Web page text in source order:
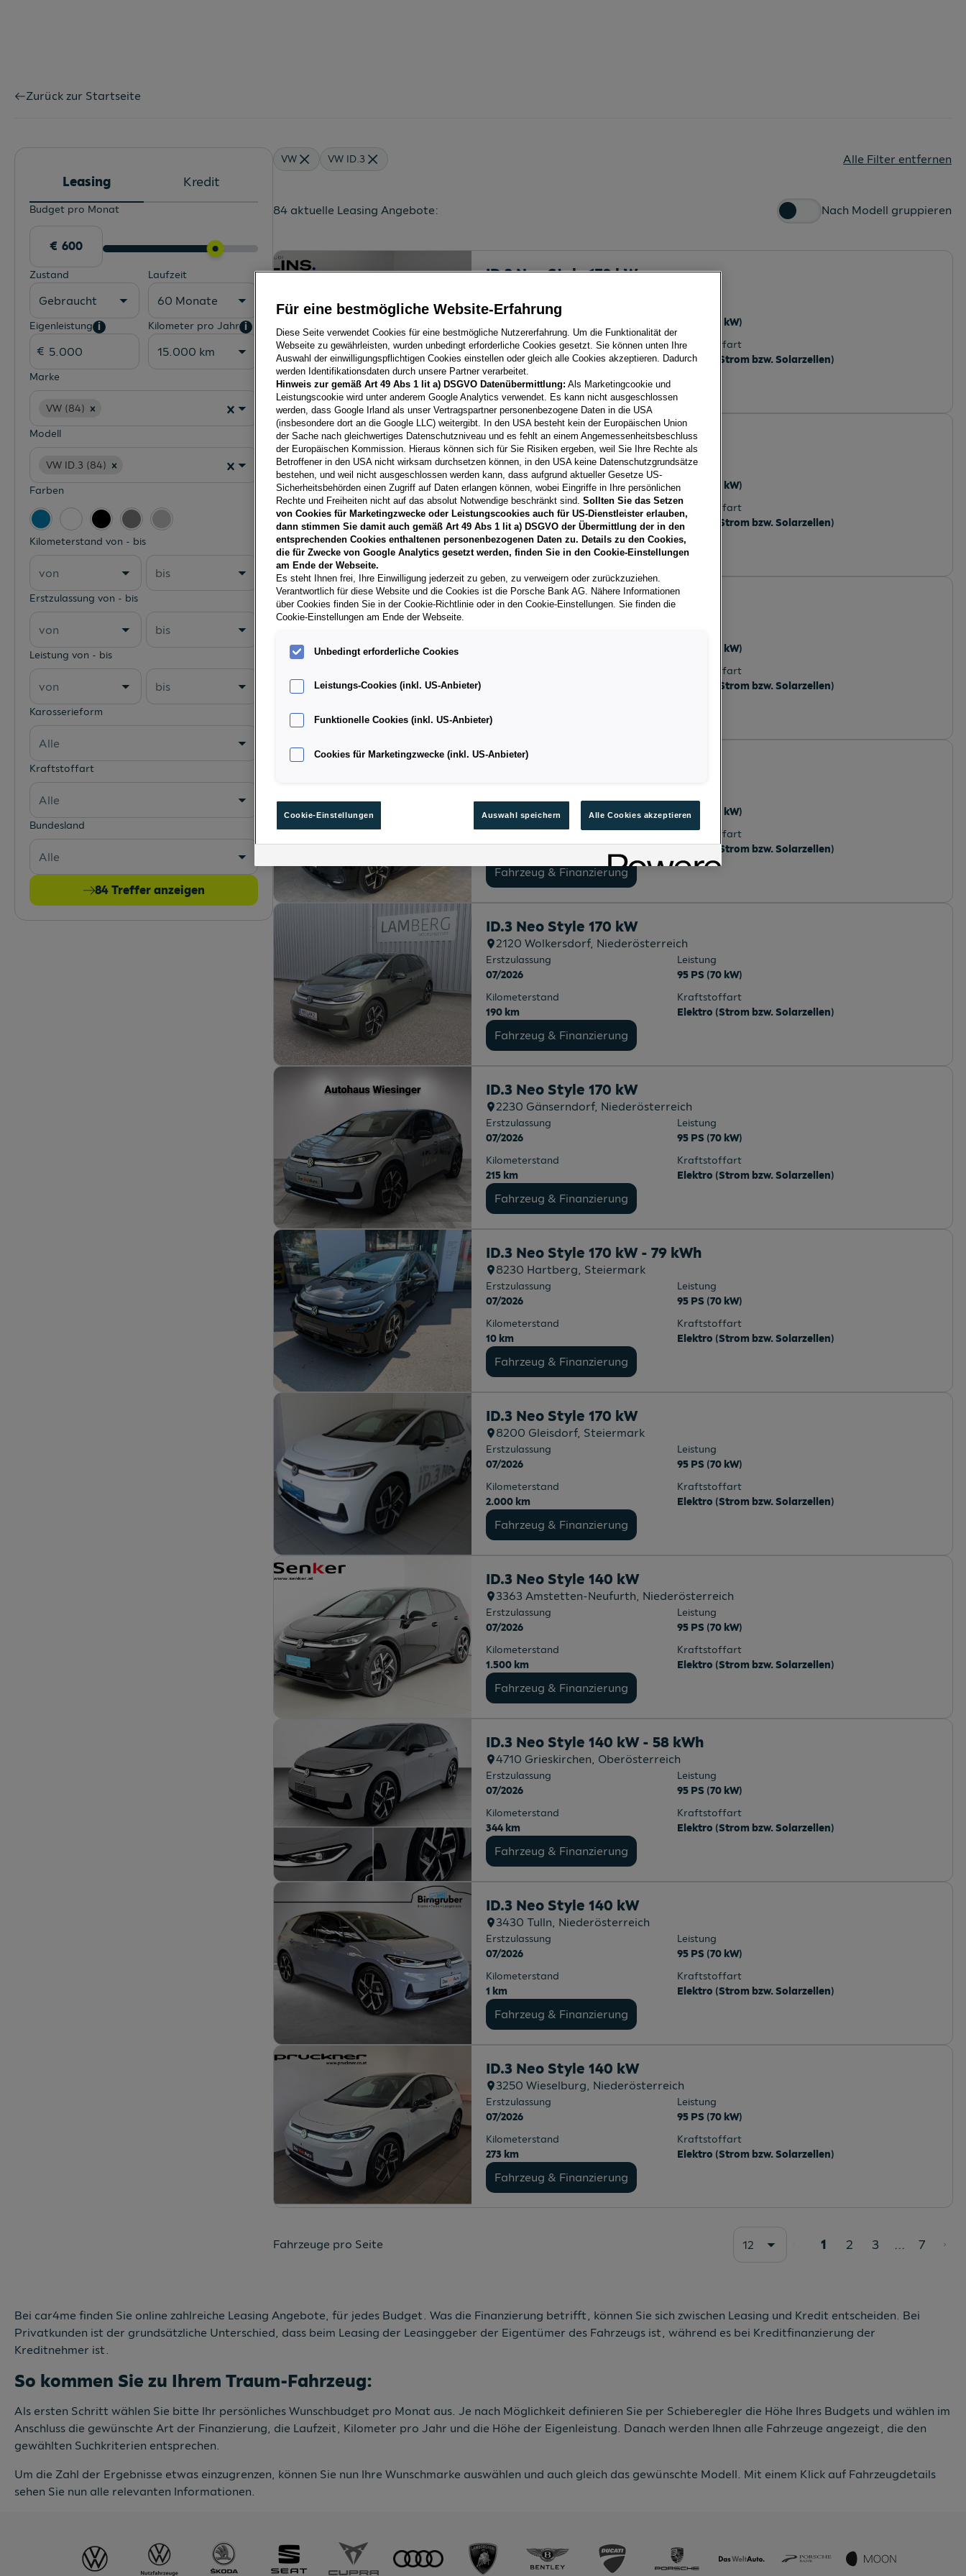
Zurück zur Startseite
Leasing Kredit
Budget pro Monat
Zustand
Gebraucht
Laufzeit
60 Monate
Eigenleistung i Kilometer pro Jahr i
15.000 km
Marke
VW (84)
Modell
VW ID.3 (84)
Farben
Kilometerstand von - bis
von bis
Erstzulassung von - bis
von bis
Leistung von - bis
von bis
Karosserieform
Alle
Kraftstoffart
Alle
Bundesland
Alle
84 Treffer anzeigen
VW VW ID.3 Alle Filter entfernen
84 aktuelle Leasing Angebote: Nach Modell gruppieren
ID.3 Neo Style 170 kW
Erstzulassung
95 PS (70 kW)
Kilometerstand
1 km
Kraftstoffart
Elektro (Strom bzw. Solarzellen)
Fahrzeug & Finanzierung
ID.3 Neo Style 170 kW
6804 Feldkirch-Altenstadt, Vorarlberg
Erstzulassung
07/2026
95 PS (70 kW)
Kilometerstand
2.500 km
Kraftstoffart
Elektro (Strom bzw. Solarzellen)
Fahrzeug & Finanzierung
ID.3 Neo Style 170 kW
95 PS (70 kW)
Kraftstoffart
Elektro (Strom bzw. Solarzellen)
ID.3 Neo Style 170 kW
07/2026
95 PS (70 kW)
Kraftstoffart
Elektro (Strom bzw. Solarzellen)
Fahrzeug & Finanzierung
ID.3 Neo Style 170 kW
2120 Wolkersdorf, Niederösterreich
Erstzulassung
07/2026
Leistung
95 PS (70 kW)
Kilometerstand
190 km
Kraftstoffart
Elektro (Strom bzw. Solarzellen)
Fahrzeug & Finanzierung
ID.3 Neo Style 170 kW
2230 Gänserndorf, Niederösterreich
Erstzulassung
07/2026
Leistung
95 PS (70 kW)
Kilometerstand
215 km
Kraftstoffart
Elektro (Strom bzw. Solarzellen)
Fahrzeug & Finanzierung
ID.3 Neo Style 170 kW - 79 kWh
8230 Hartberg, Steiermark
Erstzulassung
07/2026
Leistung
95 PS (70 kW)
Kilometerstand
10 km
Kraftstoffart
Elektro (Strom bzw. Solarzellen)
Fahrzeug & Finanzierung
ID.3 Neo Style 170 kW
8200 Gleisdorf, Steiermark
Erstzulassung
07/2026
Leistung
95 PS (70 kW)
Kilometerstand
2.000 km
Kraftstoffart
Elektro (Strom bzw. Solarzellen)
Fahrzeug & Finanzierung
ID.3 Neo Style 140 kW
3363 Amstetten-Neufurth, Niederösterreich
Erstzulassung
07/2026
Leistung
95 PS (70 kW)
Kilometerstand
1.500 km
Kraftstoffart
Elektro (Strom bzw. Solarzellen)
Fahrzeug & Finanzierung
ID.3 Neo Style 140 kW - 58 kWh
4710 Grieskirchen, Oberösterreich
Erstzulassung
07/2026
Leistung
95 PS (70 kW)
Kilometerstand
344 km
Kraftstoffart
Elektro (Strom bzw. Solarzellen)
Fahrzeug & Finanzierung
ID.3 Neo Style 140 kW
3430 Tulln, Niederösterreich
Erstzulassung
07/2026
Leistung
95 PS (70 kW)
Kilometerstand
1 km
Kraftstoffart
Elektro (Strom bzw. Solarzellen)
Fahrzeug & Finanzierung
ID.3 Neo Style 140 kW
3250 Wieselburg, Niederösterreich
Erstzulassung
07/2026
Leistung
95 PS (70 kW)
Kilometerstand
273 km
Kraftstoffart
Elektro (Strom bzw. Solarzellen)
Fahrzeug & Finanzierung
Fahrzeuge pro Seite 12 1 2 3 ... 7
Bei car4me finden Sie online zahlreiche Leasing Angebote, für jedes Budget. Was die Finanzierung betrifft, können Sie sich zwischen Leasing und Kredit entscheiden. Bei
Privatkunden ist der grundsätzliche Unterschied, dass beim Leasing der Leasinggeber der Eigentümer des Fahrzeugs ist, während es bei Kreditfinanzierung der
Kreditnehmer ist.
So kommen Sie zu Ihrem Traum-Fahrzeug:
Als ersten Schritt wählen Sie bitte Ihr persönliches Wunschbudget pro Monat aus. Je nach Möglichkeit definieren Sie per Schieberegler die Höhe Ihres Budgets und wählen im
Anschluss die gewünschte Art der Finanzierung, die Laufzeit, Kilometer pro Jahr und die Höhe der Eigenleistung. Danach werden Ihnen alle Fahrzeuge angezeigt, die den
gewählten Suchkriterien entsprechen.
Um die Zahl der Ergebnisse etwas einzugrenzen, können Sie nun Ihre Wunschmarke auswählen und auch gleich das gewünschte Modell. Mit einem Klick auf Fahrzeugdetails
sehen Sie nun alle relevanten Informationen.
Für eine bestmögliche Website-Erfahrung
Diese Seite verwendet Cookies für eine bestmögliche Nutzererfahrung. Um die Funktionalität der
Webseite zu gewährleisten, wurden unbedingt erforderliche Cookies gesetzt. Sie können unten Ihre
Auswahl der einwilligungspflichtigen Cookies einstellen oder gleich alle Cookies akzeptieren. Dadurch
werden Identifikationsdaten durch unsere Partner verarbeitet.
Hinweis zur gemäß Art 49 Abs 1 lit a) DSGVO Datenübermittlung: Als Marketingcookie und
Leistungscookie wird unter anderem Google Analytics verwendet. Es kann nicht ausgeschlossen
werden, dass Google Irland als unser Vertragspartner personenbezogene Daten in die USA
(insbesondere dort an die Google LLC) weitergibt. In den USA besteht kein der Europäischen Union
der Sache nach gleichwertiges Datenschutzniveau und es fehlt an einem Angemessenheitsbeschluss
der Europäischen Kommission. Hieraus können sich für Sie Risiken ergeben, weil Sie Ihre Rechte als
Betroffener in den USA nicht wirksam durchsetzen können, in den USA keine Datenschutzgrundsätze
bestehen, und weil nicht ausgeschlossen werden kann, dass aufgrund aktueller Gesetze US-
Sicherheitsbehörden einen Zugriff auf Daten erlangen können, wobei Eingriffe in Ihre persönlichen
Rechte und Freiheiten nicht auf das absolut Notwendige beschränkt sind. Sollten Sie das Setzen
von Cookies für Marketingzwecke oder Leistungscookies auch für US-Dienstleister erlauben,
dann stimmen Sie damit auch gemäß Art 49 Abs 1 lit a) DSGVO der Übermittlung der in den
entsprechenden Cookies enthaltenen personenbezogenen Daten zu. Details zu den Cookies,
die für Zwecke von Google Analytics gesetzt werden, finden Sie in den Cookie-Einstellungen
am Ende der Webseite.
Es steht Ihnen frei, Ihre Einwilligung jederzeit zu geben, zu verweigern oder zurückzuziehen.
Verantwortlich für diese Website und die Cookies ist die Porsche Bank AG. Nähere Informationen
über Cookies finden Sie in der Cookie-Richtlinie oder in den Cookie-Einstellungen. Sie finden die
Cookie-Einstellungen am Ende der Webseite.
Unbedingt erforderliche Cookies
Leistungs-Cookies (inkl. US-Anbieter)
Funktionelle Cookies (inkl. US-Anbieter)
Cookies für Marketingzwecke (inkl. US-Anbieter)
Cookie-Einstellungen Auswahl speichern Alle Cookies akzeptieren